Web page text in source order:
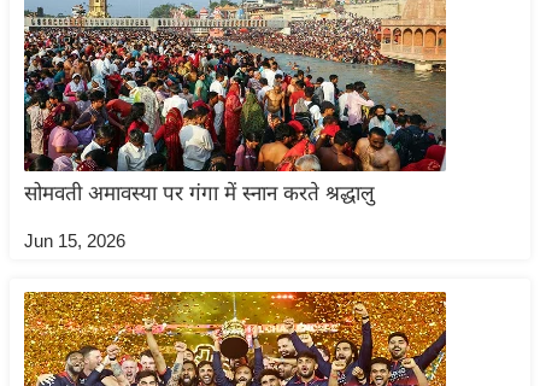
लू
नु
स्खे
प
र्य
ट
न
स्थ
फि
ट
ने
सोमवती अमावस्या पर गंगा में स्नान करते श्रद्धालु
Jun 15, 2026